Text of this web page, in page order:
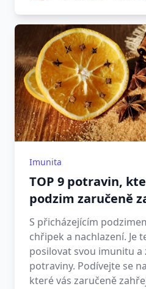
Imunita
TOP 9 potravin,
podzim zaručeně
S přicházejícím
chřipek a nachlazení. Je
posilovat svou imunitu
potraviny. Podívejte se
které vás zaručeně